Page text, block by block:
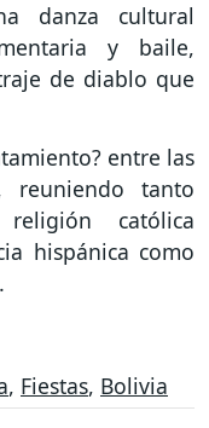
danza cultural
y baile,
de diablo que
entre las
tanto
católica
hispánica como
, Fiestas, Bolivia